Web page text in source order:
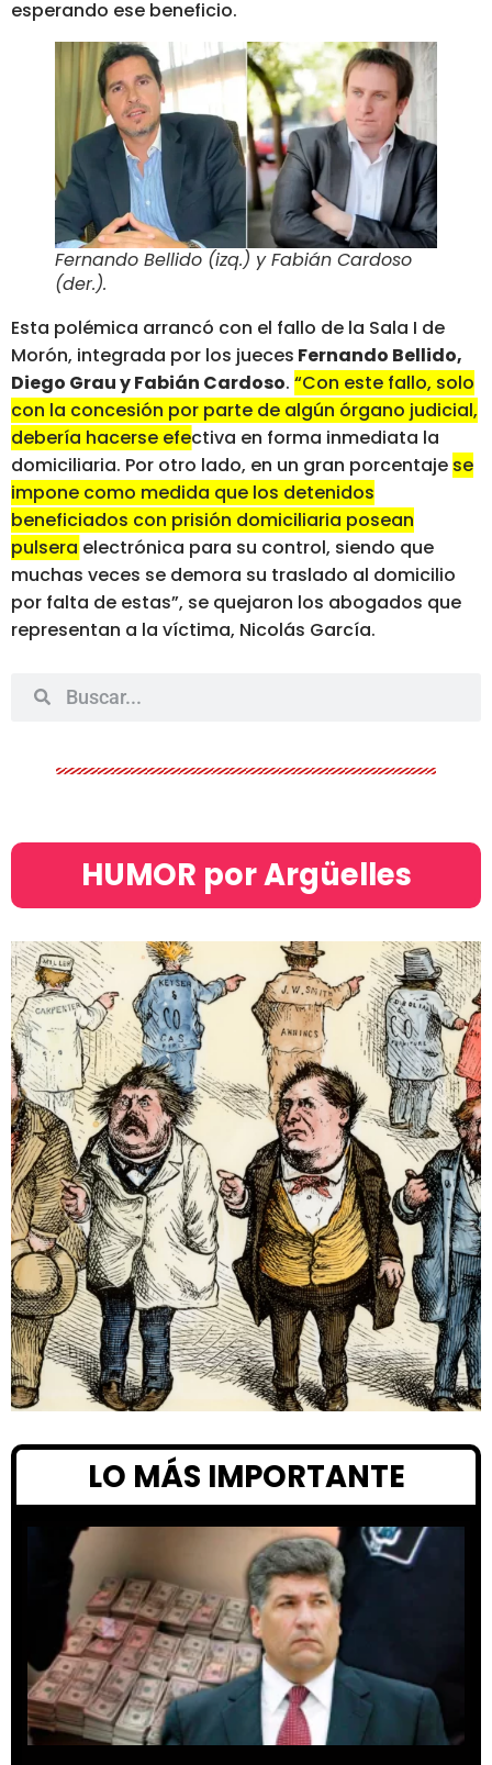
esperando ese beneficio.
Fernando Bellido (izq.) y Fabián Cardoso
(der.).
Esta polémica arrancó con el fallo de la Sala I de
Morón, integrada por los jueces Fernando Bellido,
Diego Grau y Fabián Cardoso. “Con este fallo, solo
con la concesión por parte de algún órgano judicial,
debería hacerse efectiva en forma inmediata la
domiciliaria. Por otro lado, en un gran porcentaje se
impone como medida que los detenidos
beneficiados con prisión domiciliaria posean
pulsera electrónica para su control, siendo que
muchas veces se demora su traslado al domicilio
por falta de estas”, se quejaron los abogados que
representan a la víctima, Nicolás García.
HUMOR por Argüelles​
LO MÁS IMPORTANTE